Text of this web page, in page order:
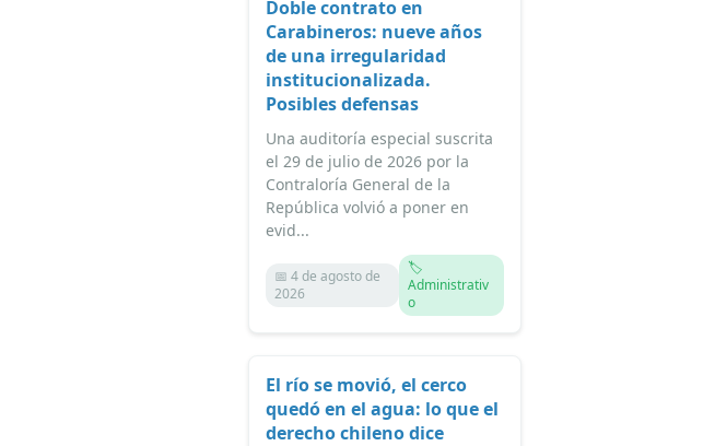
Doble contrato en
Carabineros: nueve años
de una irregularidad
institucionalizada.
Posibles defensas
Una auditoría especial suscrita
el 29 de julio de 2026 por la
Contraloría General de la
República volvió a poner en
evid...
📅 4 de agosto de
2026
🏷️
Administrativ
o
El río se movió, el cerco
quedó en el agua: lo que el
derecho chileno dice